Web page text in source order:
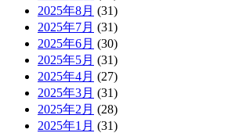
2025年8月 (31)
2025年7月 (31)
2025年6月 (30)
2025年5月 (31)
2025年4月 (27)
2025年3月 (31)
2025年2月 (28)
2025年1月 (31)